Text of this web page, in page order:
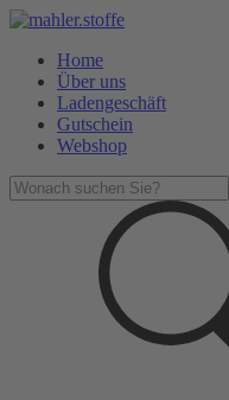
Home
Über uns
Ladengeschäft
Gutschein
Webshop